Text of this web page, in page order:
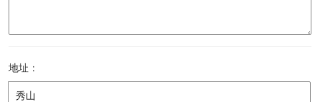
地址：